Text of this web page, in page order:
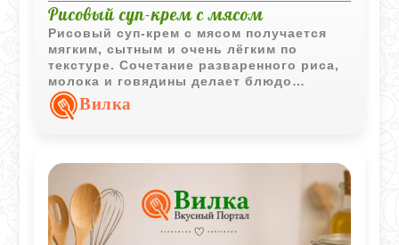
Рисовый суп-крем с мясом
Рисовый суп-крем с мясом получается
мягким, сытным и очень лёгким по
текстуре. Сочетание разваренного риса,
молока и говядины делает блюдо
особенно комфортным для домашнего
обеда.Вилка